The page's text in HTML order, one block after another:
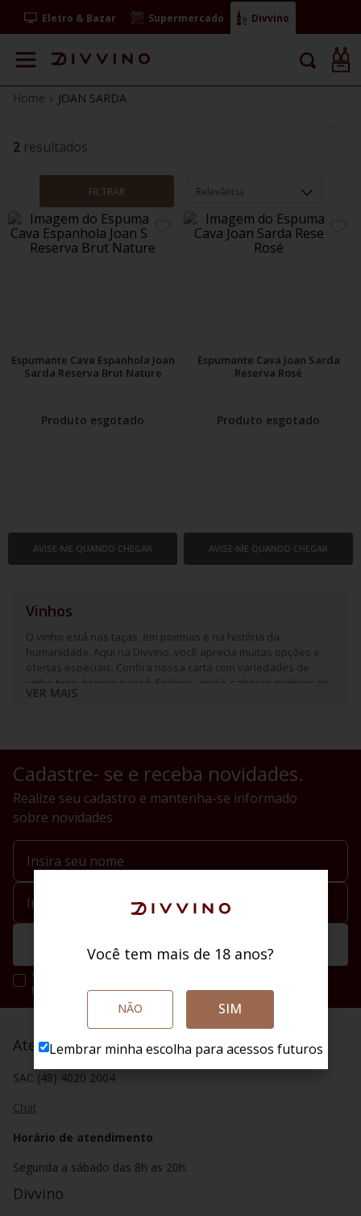
Eletro & Bazar Supermercado Divvino
JOAN SARDA
2
FILTRAR Relevância
ADICIONE
Espumante Cava Espanhola Joan
Sarda Reserva Brut Nature
Produto esgotado
AVISE-ME QUANDO CHEGAR
Espumante Cava Joan Sarda
Reserva Rosé
Produto esgotado
AVISE-ME QUANDO CHEGAR
Vinhos
O vinho está nas taças, em poemas e na história da
humanidade. Aqui na Divvino, você aprecia muitas opções e
ofertas especiais. Confira nossa carta com variedades de
vinho tinto, branco e rosé. Explore, ainda, sabores incríveis de
espumantes e frisantes.
VER MAIS
Cadastre- se e receba novidades.
Realize seu cadastro e mantenha-se informado
sobre novidades
Enviar
Ao se cadastrar você irá concordar com a nossa política de
privacidade.
Atendimento
SAC (48) 4020 2004
Chat
Horário de atendimento
Segunda a sábado das 8h as 20h.
Divvino
Você tem mais de 18 anos?
NÃO SIM
Lembrar minha escolha para acessos futuros